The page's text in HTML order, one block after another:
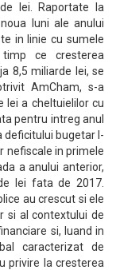
lei. Raportate la
luni ale anului
in linie cu sumele
ce cresterea
8,5 miliarde lei, se
AmCham, s-a
lei a cheltuielilor cu
pentru intreg anul
deficitului bugetar l-
nefiscale in primele
a anului anterior,
lei fata de 2017.
au crescut si ele
si al contextului de
si, luand in
caracterizat de
privire la cresterea